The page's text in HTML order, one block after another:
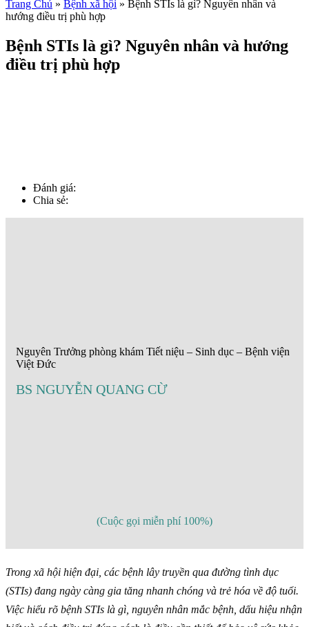
Trang Chủ » Bệnh xã hội » Bệnh STIs là gì? Nguyên nhân và
hướng điều trị phù hợp
Bệnh STIs là gì? Nguyên nhân và hướng
điều trị phù hợp
Đánh giá:
Chia sẻ:
Nguyên Trưởng phòng khám Tiết niệu – Sinh dục – Bệnh viện
Việt Đức
BS NGUYỄN QUANG CỪ
(Cuộc gọi miễn phí 100%)
Trong xã hội hiện đại, các bệnh lây truyền qua đường tình dục
(STIs) đang ngày càng gia tăng nhanh chóng và trẻ hóa về độ tuổi.
Việc hiểu rõ bệnh STIs là gì, nguyên nhân mắc bệnh, dấu hiệu nhận